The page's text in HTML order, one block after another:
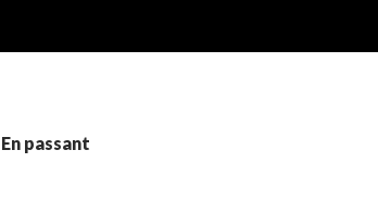
En passant